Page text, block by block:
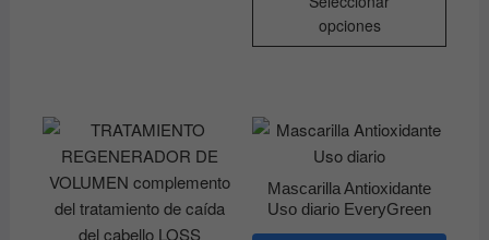
28.44€
opciones
Mascarilla Antioxidante
Uso diario EveryGreen